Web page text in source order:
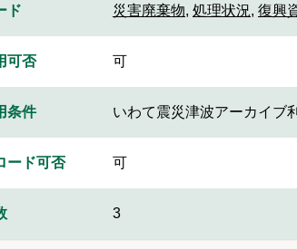
ド 災害廃棄物, 処理状況, 復興
可否 可
条件 いわて震災津波アーカイブ
ード可否 可
3